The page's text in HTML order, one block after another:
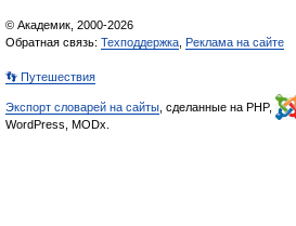
© Академик, 2000-2026
Обратная связь: Техподдержка Реклама на сайте
👣 Путешествия
Экспорт словарей на сайты , сделанные на PHP,
WordPress, MODx.